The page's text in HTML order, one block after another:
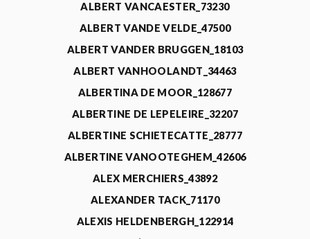
ALBERT VANCAESTER_73230
ALBERT VANDE VELDE_47500
ALBERT VANDER BRUGGEN_18103
ALBERT VANHOOLANDT_34463
ALBERTINA DE MOOR_128677
ALBERTINE DE LEPELEIRE_32207
ALBERTINE SCHIETECATTE_28777
ALBERTINE VANOOTEGHEM_42606
ALEX MERCHIERS_43892
ALEXANDER TACK_71170
ALEXIS HELDENBERGH_122914